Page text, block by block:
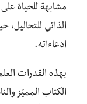
مشابهة للحياة
الذاتي
ادعاءاته.
بهذه القدرات
الكتاب المميّز